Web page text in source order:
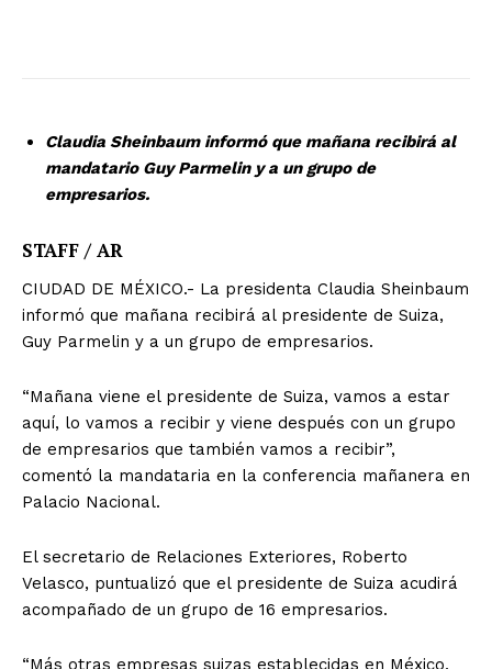
Claudia Sheinbaum informó que mañana recibirá al
mandatario Guy Parmelin y a un grupo de
empresarios.
STAFF / AR
CIUDAD DE MÉXICO.- La presidenta Claudia Sheinbaum
informó que mañana recibirá al presidente de Suiza,
Guy Parmelin y a un grupo de empresarios.
“Mañana viene el presidente de Suiza, vamos a estar
aquí, lo vamos a recibir y viene después con un grupo
de empresarios que también vamos a recibir”,
comentó la mandataria en la conferencia mañanera en
Palacio Nacional.
El secretario de Relaciones Exteriores, Roberto
Velasco, puntualizó que el presidente de Suiza acudirá
acompañado de un grupo de 16 empresarios.
“Más otras empresas suizas establecidas en México,